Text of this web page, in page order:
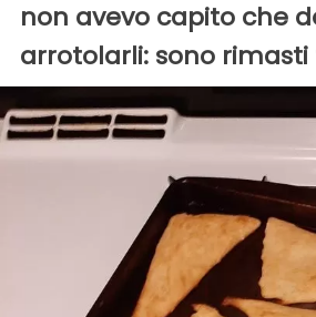
non avevo capito che
arrotolarli: sono